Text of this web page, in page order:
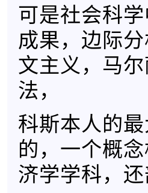
可是社会科
成果，边际
文主义，马
法，
科斯本人的
的，一个概
济学学科，